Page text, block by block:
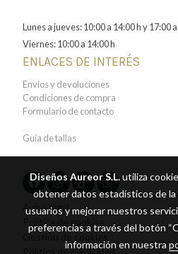
Lunes a jueves: 10:00 a 14:00 h y 17:00
Viernes: 10:00 a 14:00 h
ENLACES DE INTERÉS
Envíos y devoluciones
Condiciones de compra
Formulario de contacto
Guía de tallas
Aviso legal
Política de cookies
Gestión de cookies
Política de privacidad
Diseños Aureor S.L.utiliza
obtener datos estadísticos de
usuarios y mejorar nuestros
preferencias a través del botón
información en nuestra